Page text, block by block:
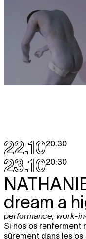
22.1020:30
23.1020:30
dream a
performance work-
Si nos os renferment
sûrement dans les os